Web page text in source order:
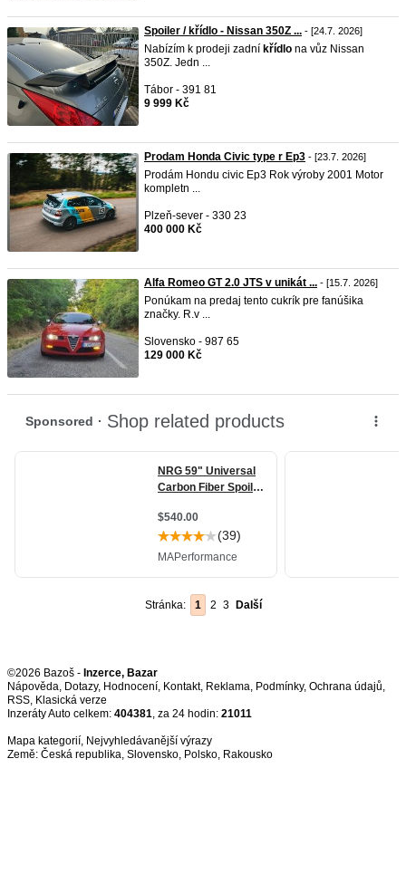
Spoiler / křídlo - Nissan 350Z ... - [24.7. 2026]
Nabízím k prodeji zadní křídlo na vůz Nissan
350Z. Jedn ...
Tábor - 391 81
9 999 Kč
Prodam Honda Civic type r Ep3 - [23.7. 2026]
Prodám Hondu civic Ep3 Rok výroby 2001 Motor
kompletn ...
Plzeň-sever - 330 23
400 000 Kč
Alfa Romeo GT 2.0 JTS v unikát ... - [15.7. 2026]
Ponúkam na predaj tento cukrík pre fanúšika
značky. R.v ...
Slovensko - 987 65
129 000 Kč
Stránka: 1 2 3 Další
©2026 Bazoš - Inzerce, Bazar
Nápověda, Dotazy, Hodnocení, Kontakt, Reklama, Podmínky, Ochrana údajů,
RSS,
Inzeráty Auto celkem: 404381, za 24 hodin: 21011
Mapa kategorií, Nejvyhledávanější výrazy
Země: Česká republika, Slovensko, Polsko, Rakousko